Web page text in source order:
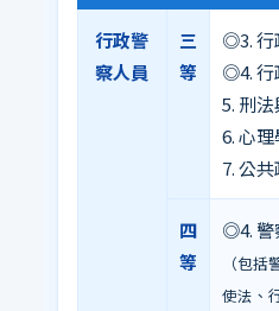
行政警
察人員
三
等
◎3. 行
◎4. 行
5. 刑
6. 心理
7. 公
四
等
◎4. 警
（包
使法、